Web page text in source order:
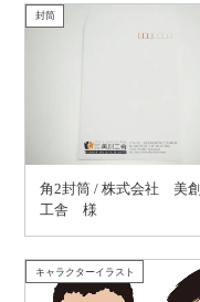
封筒
角2封筒 / 株式会社 美創
工舎 様
キャラクターイラスト